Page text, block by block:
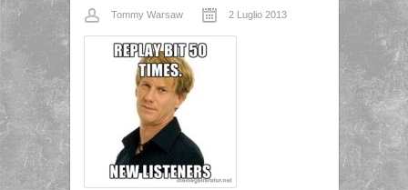
Tommy Warsaw 2 Luglio 2013